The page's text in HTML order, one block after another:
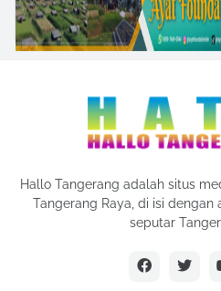
Hallo Tangerang adalah situs
Tangerang Raya, di isi
seputar